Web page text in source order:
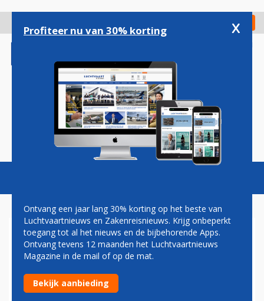
gaan
Check in
Magazine Podcasts Vacatures
VLIEGTUIG NEERGESTORT IN
EAST RIVER, NEW YORK
Profiteer nu van 30% korting x
Ontvang een jaar lang 30% korting op het beste van
Luchtvaartnieuws en Zakenreisnieuws. Krijg onbeperkt
toegang tot al het nieuws en de bijbehorende Apps.
Ontvang tevens 12 maanden het Luchtvaartnieuws
Magazine in de mail of op de mat.
Bekijk aanbieding